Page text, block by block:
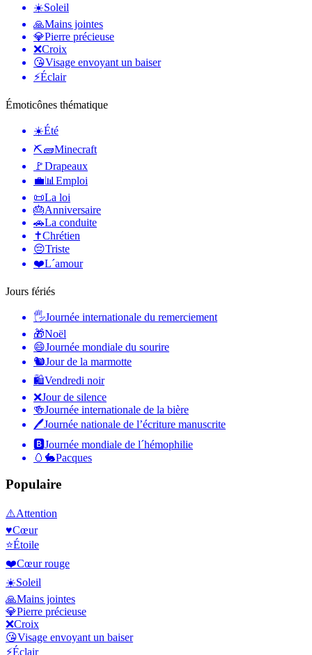
☀️Soleil
🙏Mains jointes
💎Pierre précieuse
❌Croix
😘Visage envoyant un baiser
⚡Éclair
Émoticônes thématique
☀️Été
⛏🧱Minecraft
🚩Drapeaux
💼📊 Emploi
📜La loi
🎂Anniversaire
🚗La conduite
✝️Chrétien
😔Triste
❤️L´amour
Jours fériés
🖐Journée internationale du remerciement
🎁Noël
😄Journée mondiale du sourire
🐿Jour de la marmotte
🛍Vendredi noir
❌Jour de silence
🍻Journée internationale de la bière
🖊Journée nationale de l’écriture manuscrite
🅱️Journée mondiale de l´hémophilie
🥚🐇Pacques
Populaire
⚠️Attention
♥️Cœur
⭐Étoile
❤️Cœur rouge
☀️Soleil
🙏Mains jointes
💎Pierre précieuse
❌Croix
😘Visage envoyant un baiser
⚡Éclair